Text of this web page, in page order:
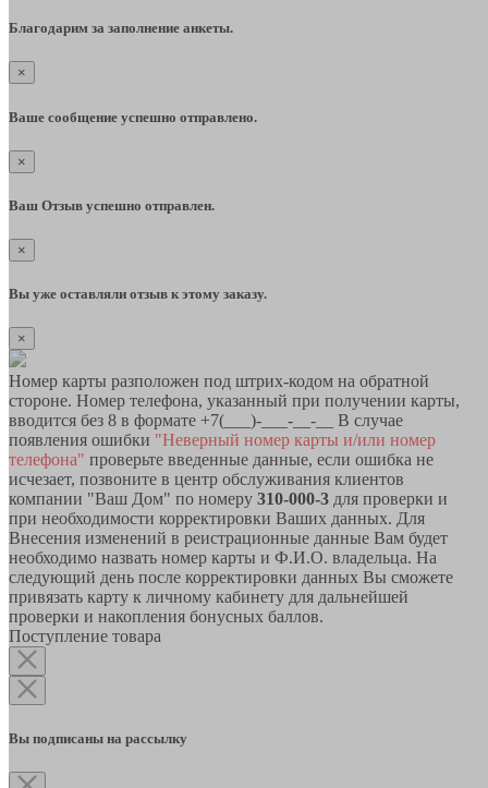
Благодарим за заполнение анкеты.
×
Ваше сообщение успешно отправлено.
×
Ваш Отзыв успешно отправлен.
×
Вы уже оставляли отзыв к этому заказу.
×
Номер карты разположен под штрих-кодом на обратной
стороне. Номер телефона, указанный при получении карты,
вводится без 8 в формате +7(___)-___-__-__ В случае
появления ошибки "Неверный номер карты и/или номер
телефона" проверьте введенные данные, если ошибка не
исчезает, позвоните в центр обслуживания клиентов
компании "Ваш Дом" по номеру 310-000-3 для проверки и
при необходимости корректировки Ваших данных. Для
Внесения изменений в реистрационные данные Вам будет
необходимо назвать номер карты и Ф.И.О. владельца. На
следующий день после корректировки данных Вы сможете
привязать карту к личному кабинету для дальнейшей
проверки и накопления бонусных баллов.
Поступление товара
Вы подписаны на рассылку